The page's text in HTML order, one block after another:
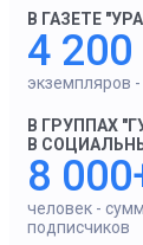
В ГАЗЕТЕ
4 200
экземпляров
В ГРУППАХ
В
8
человек -
подписчиков